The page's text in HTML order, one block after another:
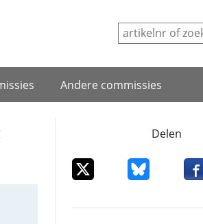
Andere commissies
Delen
Deel dit item op XDeel dit item